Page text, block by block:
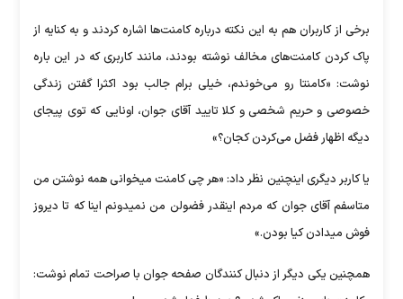
برخی از کاربران هم به این نکته درباره کامنت‌ها اشاره کردند و به کنایه از
پاک کردن کامنت‌های مخالف نوشته بودند، مانند کاربری که در این باره
نوشت: «کامنتا رو می‌خوندم، خیلی برام جالب بود اکثرا گفتن زندگی
خصوصی و حریم شخصی و کلا تایید آقای جوان، اونایی که توی پیجای
دیگه اظهار فضل می‌کردن کجان؟»
یا کاربر دیگری اینچنین نظر داد: «هر چی کامنت میخوانی همه نوشتن من
متاسفم آقای جوان که مردم اینقدر فضولن من نمیدونم اینا که تا دیروز
فوش میدادن کیا بودن.»
همچنین یکی دیگر از دنبال کنندگان صفحه جوان با صراحت تمام نوشت: